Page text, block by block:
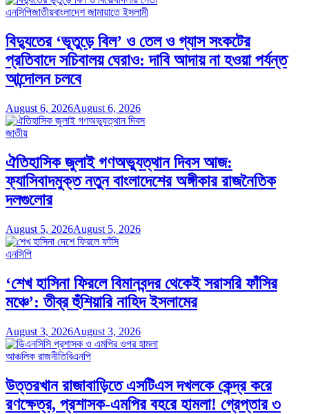
এনসিপিজাতীয়বাংলাদেশ জামায়াতে ইসলামী
বিদ্যুতের ‘ভূতুড়ে বিল’ ও তেল ও গ্যাস সংকটের
প্রতিবাদে সচিবালয় ঘেরাও: দাবি আদায় না হওয়া পর্যন্ত
আন্দোলন চলবে
August 6, 2026August 6, 2026
জাতীয়
ঐতিহাসিক জুলাই গণঅভ্যুত্থান দিবস আজ:
ফ্যাসিবাদমুক্ত নতুন বাংলাদেশের অঙ্গীকার রাজনৈতিক
দলগুলোর
August 5, 2026August 5, 2026
এনসিপি
‘শেখ হাসিনা ফিরলে বিমানবন্দর থেকেই সরাসরি ফাঁসির
মঞ্চে’: তীব্র হুঁশিয়ারি নাহিদ ইসলামের
August 3, 2026August 3, 2026
আঞ্চলিক রাজনীতিবিএনপি
উত্তরখান রাজাবাড়িতে এসটিএস দখলকে কেন্দ্র করে
রণক্ষেত্র, প্রশাসক-এমপির বহরে হামলা! গ্রেপ্তার ৩